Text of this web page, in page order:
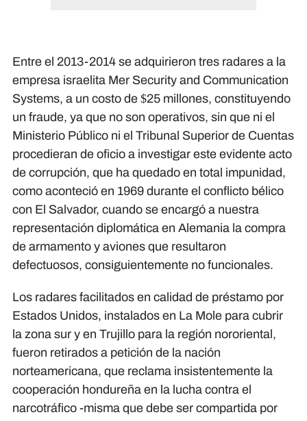
Entre el 2013-2014 se adquirieron tres radares a la
empresa israelita Mer Security and Communication
Systems, a un costo de $25 millones, constituyendo
un fraude, ya que no son operativos, sin que ni el
Ministerio Público ni el Tribunal Superior de Cuentas
procedieran de oficio a investigar este evidente acto
de corrupción, que ha quedado en total impunidad,
como aconteció en 1969 durante el conflicto bélico
con El Salvador, cuando se encargó a nuestra
representación diplomática en Alemania la compra
de armamento y aviones que resultaron
defectuosos, consiguientemente no funcionales.
Los radares facilitados en calidad de préstamo por
Estados Unidos, instalados en La Mole para cubrir
la zona sur y en Trujillo para la región nororiental,
fueron retirados a petición de la nación
norteamericana, que reclama insistentemente la
cooperación hondureña en la lucha contra el
narcotráfico -misma que debe ser compartida por